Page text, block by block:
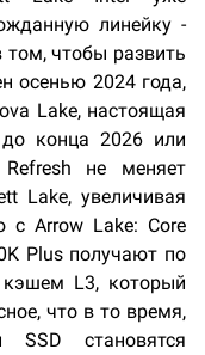
линейку -
том, чтобы развить
осенью 2024 года,
Lake, настоящая
до конца 2026 или
не меняет
Lake, увеличивая
с Arrow Lake: Core
Plus получают по
L3, который
что в то время,
становятся